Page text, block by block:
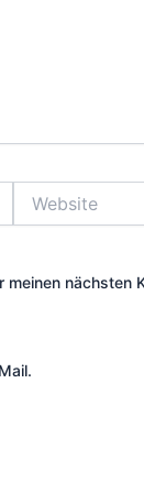
nächsten